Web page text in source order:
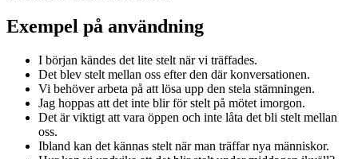
Exempel på användning
I början kändes det lite stelt när vi träffades.
Det blev stelt mellan oss efter den där konversationen.
Vi behöver arbeta på att lösa upp den stela stämningen.
Jag hoppas att det inte blir för stelt på mötet imorgon.
Det är viktigt att vara öppen och inte låta det bli stelt mellan
oss.
Ibland kan det kännas stelt när man träffar nya människor.